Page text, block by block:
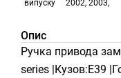
випуску
2002, 2003,
Опис
Ручка привода
series |Кузов:E39